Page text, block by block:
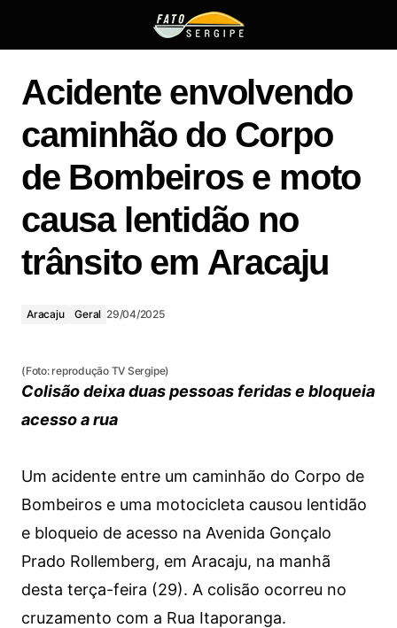
Acidente envolvendo
caminhão do Corpo
de Bombeiros e moto
causa lentidão no
trânsito em Aracaju
Aracaju Geral 29/04/2025
(Foto: reprodução TV Sergipe)
Colisão deixa duas pessoas feridas e bloqueia
acesso a rua
Um acidente entre um caminhão do Corpo de
Bombeiros e uma motocicleta causou lentidão
e bloqueio de acesso na Avenida Gonçalo
Prado Rollemberg, em Aracaju, na manhã
desta terça-feira (29). A colisão ocorreu no
cruzamento com a Rua Itaporanga.